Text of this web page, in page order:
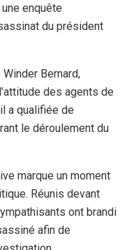
enquête
du président
Bernard,
des agents de
a qualifiée de
le déroulement du
marque un moment
Réunis devant
ont brandi
afin de